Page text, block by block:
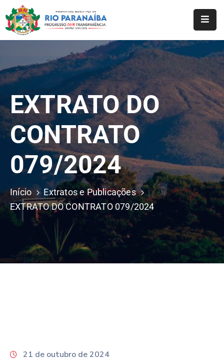
O
Município
Prefeitura
Notícias
Serviços
Transparência
Webmail
EXTRATO DO
CONTRATO
079/2024
Início
Extratos e Publicações
EXTRATO DO CONTRATO 079/2024
21 de outubro de 2024